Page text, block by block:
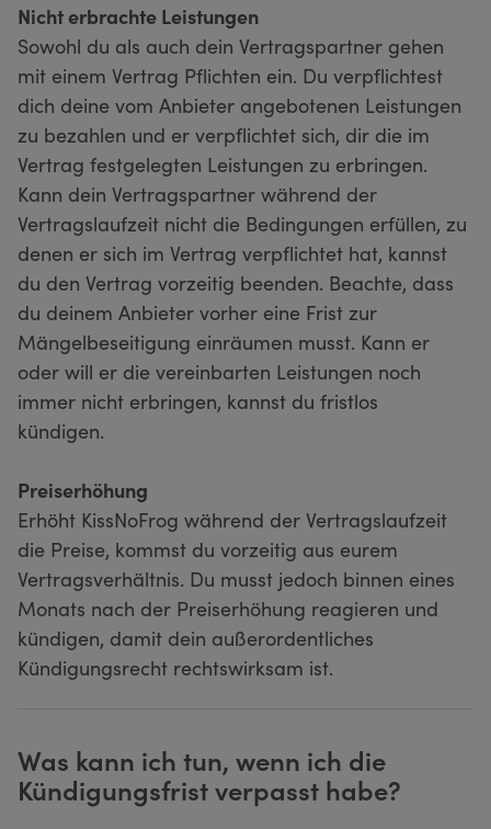
Nicht erbrachte Leistungen
Sowohl du als auch dein Vertragspartner gehen
mit einem Vertrag Pflichten ein. Du verpflichtest
dich deine vom Anbieter angebotenen Leistungen
zu bezahlen und er verpflichtet sich, dir die im
Vertrag festgelegten Leistungen zu erbringen.
Kann dein Vertragspartner während der
Vertragslaufzeit nicht die Bedingungen erfüllen, zu
denen er sich im Vertrag verpflichtet hat, kannst
du den Vertrag vorzeitig beenden. Beachte, dass
du deinem Anbieter vorher eine Frist zur
Mängelbeseitigung einräumen musst. Kann er
oder will er die vereinbarten Leistungen noch
immer nicht erbringen, kannst du fristlos
kündigen.
Preiserhöhung
Erhöht KissNoFrog während der Vertragslaufzeit
die Preise, kommst du vorzeitig aus eurem
Vertragsverhältnis. Du musst jedoch binnen eines
Monats nach der Preiserhöhung reagieren und
kündigen, damit dein außerordentliches
Kündigungsrecht rechtswirksam ist.
Was kann ich tun, wenn ich die
Kündigungsfrist verpasst habe?